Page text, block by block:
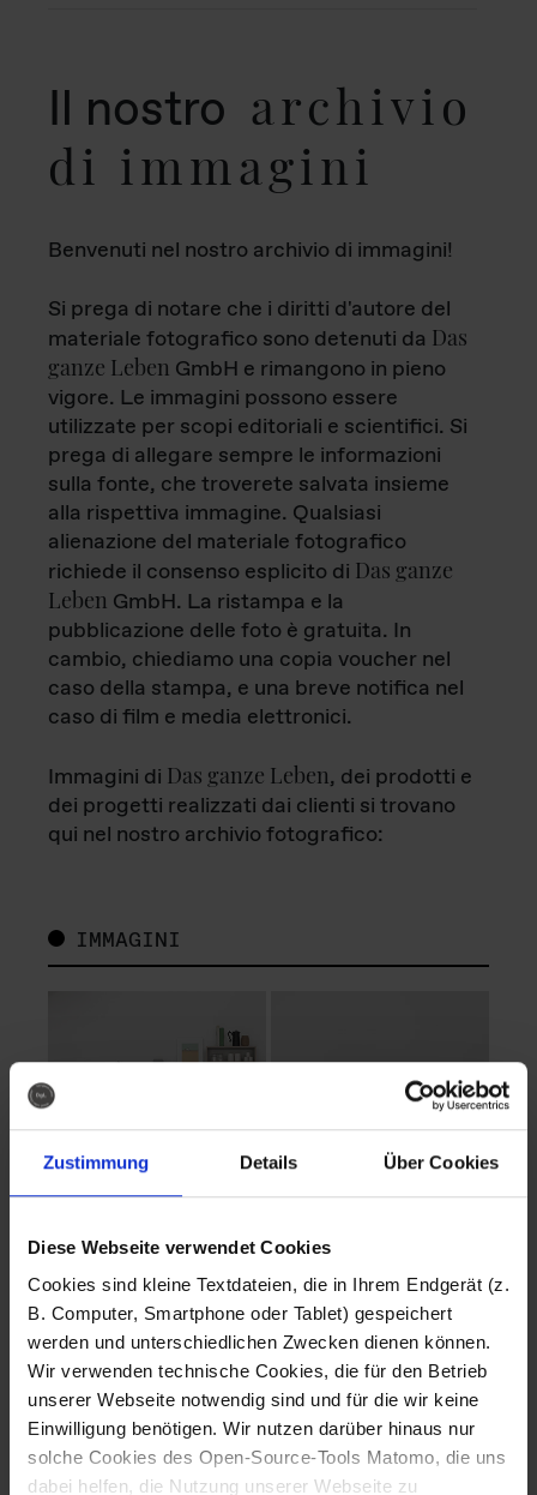
Zustimmung Details Über Cookies
Diese Webseite verwendet Cookies
Cookies sind kleine Textdateien, die in Ihrem Endgerät (z.
B. Computer, Smartphone oder Tablet) gespeichert
werden und unterschiedlichen Zwecken dienen können.
Wir verwenden technische Cookies, die für den Betrieb
unserer Webseite notwendig sind und für die wir keine
Einwilligung benötigen. Wir nutzen darüber hinaus nur
solche Cookies des Open-Source-Tools Matomo, die uns
dabei helfen, die Nutzung unserer Webseite zu
Il nostro archivio
di immagini
Benvenuti nel nostro archivio di immagini!
Si prega di notare che i diritti d'autore del
materiale fotografico sono detenuti da Das
ganze Leben GmbH e rimangono in pieno
vigore. Le immagini possono essere
utilizzate per scopi editoriali e scientifici. Si
prega di allegare sempre le informazioni
sulla fonte, che troverete salvata insieme
alla rispettiva immagine. Qualsiasi
alienazione del materiale fotografico
richiede il consenso esplicito di Das ganze
Leben GmbH. La ristampa e la
pubblicazione delle foto è gratuita. In
cambio, chiediamo una copia voucher nel
caso della stampa, e una breve notifica nel
caso di film e media elettronici.
Immagini di Das ganze Leben, dei prodotti e
dei progetti realizzati dai clienti si trovano
qui nel nostro archivio fotografico:
IMMAGINI
Fotografo: Lorenz
Sternbach
Download
Fotografo: Lorenz
Sternbach
Download